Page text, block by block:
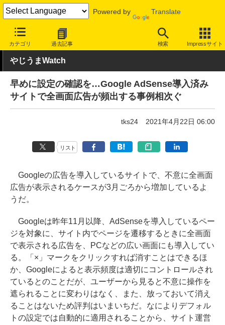
Powered by Translate
カテゴリ 過去記事 検索 Impressサイト
INTERNET Watch トピック
やじうまWatch
早めに設定の確認を…Google AdSense導入済み
サイトで全画面広告が頻出する事例相次ぐ
tks24 2021年4月22日 06:00
リスト
Googleの広告を導入しているサイトで、不意に全画面
広告が表示されるケースが3月ごろから増加しているよ
うだ。
Googleは昨年11月以降、AdSenseを導入しているペー
ジを対象に、サイト内でページを遷移するときに全画面
で表示される広告を、PCなどの広い画面にも導入してい
る。「×」マークをクリックすれば消すことはできるほ
か、Googleによると表示頻度は適切にコントロールされ
ているとのことだが、ユーザーから見ると不意に操作を
遮られることに変わりはなく、また、放っておいて消え
ることはないため評判はいまいちだ。なによりデフォル
トの設定では自動的に適用されることから、サイト運営